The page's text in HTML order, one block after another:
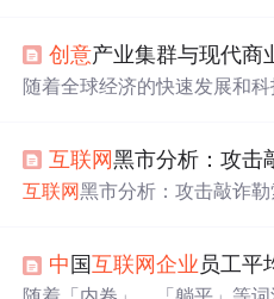
应随发展阶段动态调整：初期
化职能分工，扩张期引入事
化自组织演进。科学的设计是
涛 译，更多章节内容可以访
号查看。 第1章 硬件创业概述
创意产业集群与现代商业
随着全球经济的快速发展和
这一新生事物时，如何与之
前值得探讨的问题。总之，创
关系将更加紧密和多元化。创
区域内，以
产业为主导
互联网黑市分析：攻击敲诈
互联网黑市分析：攻击敲诈勒
人都有自己心 中的江湖世界
我们写完代码搬完砖后津津乐
中 国互联网企业 员工平均年